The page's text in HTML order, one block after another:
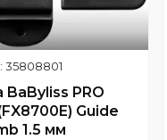
35808801
BaByliss PRO
Guide
1.5 мм